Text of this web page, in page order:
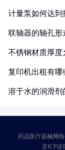
计量泵如何达到
联轴器的轴孔形
不锈钢材质厚
复印机出租有哪
溶于水的润滑剂
药品医疗器械网
京ICP证